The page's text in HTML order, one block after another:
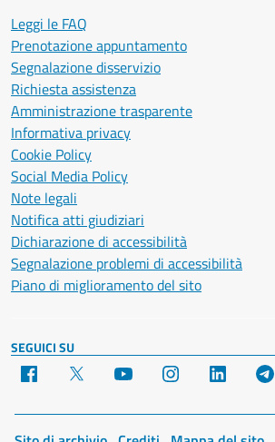
Leggi le FAQ
Prenotazione appuntamento
Segnalazione disservizio
Richiesta assistenza
Amministrazione trasparente
Informativa privacy
Cookie Policy
Social Media Policy
Note legali
Notifica atti giudiziari
Dichiarazione di accessibilità
Segnalazione problemi di accessibilità
Piano di miglioramento del sito
SEGUICI SU
Facebook YouTube Instagram LinkedIn